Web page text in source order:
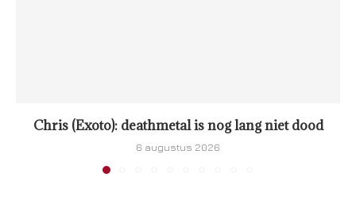
Chris (Exoto): deathmetal is nog lang niet dood
6 augustus 2026